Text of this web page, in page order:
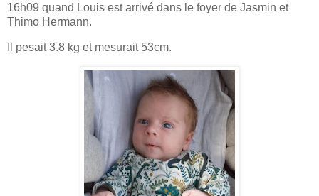
16h09 quand Louis est arrivé dans le foyer de Jasmin et
Thimo Hermann.
Il pesait 3.8 kg et mesurait 53cm.